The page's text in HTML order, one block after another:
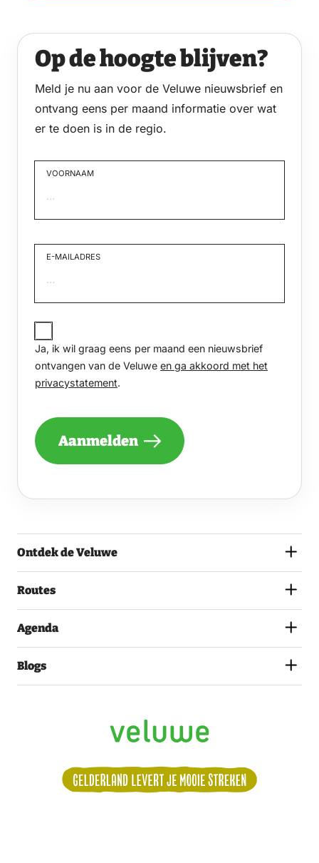
Op de hoogte blijven?
Meld je nu aan voor de Veluwe nieuwsbrief en
ontvang eens per maand informatie over wat
er te doen is in de regio.
VOORNAAM
E-MAILADRES
JA,
IK
WIL
GRAAG
PER
EEN
ONTVANGEN
EN
HET
Ja, ik wil graag eens per maand een nieuwsbrief
ontvangen van de Veluwe en ga akkoord met het
privacystatement.
Aanmelden
Ontdek de Veluwe
Routes
Agenda
Blogs